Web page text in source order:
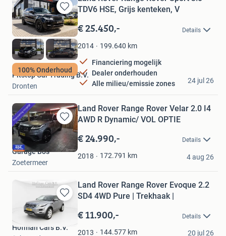
Bewaren
in
Mijn
Favorieten
100% Onderhoud
TDV6 HSE, Grijs kenteken, V
€ 25.450,- Details
2014 199.640 km
Financiering mogelijk
Dealer onderhouden
Alle milieu/emissie zones
Pitstop Car Trading B.V.
Dronten
24 jul 26
Bewaren
in
Mijn
Favorieten
Land Rover Range Rover Velar 2.0 I4
AWD R Dynamic/ VOL OPTIE
€ 24.990,- Details
2018 172.791 km
Garage Bos
Zoetermeer
4 aug 26
Bewaren
in
Favorieten
Land Rover Range Rover Evoque 2.2
SD4 4WD Pure | Trekhaak |
€ 11.900,- Details
2013 144.577 km
Hofman Cars B.V.
20 jul 26